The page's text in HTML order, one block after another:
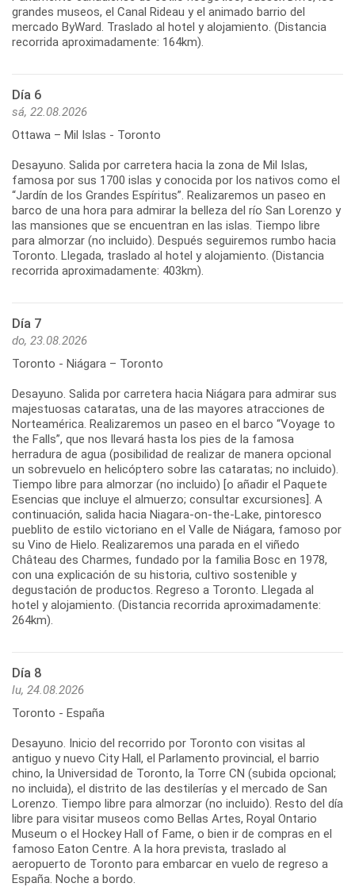
grandes museos, el Canal Rideau y el animado barrio del
mercado ByWard. Traslado al hotel y alojamiento. (Distancia
recorrida aproximadamente: 164km).
Día 6
sá, 22.08.2026
Ottawa – Mil Islas - Toronto
Desayuno. Salida por carretera hacia la zona de Mil Islas,
famosa por sus 1700 islas y conocida por los nativos como el
“Jardín de los Grandes Espíritus”. Realizaremos un paseo en
barco de una hora para admirar la belleza del río San Lorenzo y
las mansiones que se encuentran en las islas. Tiempo libre
para almorzar (no incluido). Después seguiremos rumbo hacia
Toronto. Llegada, traslado al hotel y alojamiento. (Distancia
recorrida aproximadamente: 403km).
Día 7
do, 23.08.2026
Toronto - Niágara – Toronto
Desayuno. Salida por carretera hacia Niágara para admirar sus
majestuosas cataratas, una de las mayores atracciones de
Norteamérica. Realizaremos un paseo en el barco “Voyage to
the Falls”, que nos llevará hasta los pies de la famosa
herradura de agua (posibilidad de realizar de manera opcional
un sobrevuelo en helicóptero sobre las cataratas; no incluido).
Tiempo libre para almorzar (no incluido) [o añadir el Paquete
Esencias que incluye el almuerzo; consultar excursiones]. A
continuación, salida hacia Niagara-on-the-Lake, pintoresco
pueblito de estilo victoriano en el Valle de Niágara, famoso por
su Vino de Hielo. Realizaremos una parada en el viñedo
Château des Charmes, fundado por la familia Bosc en 1978,
con una explicación de su historia, cultivo sostenible y
degustación de productos. Regreso a Toronto. Llegada al
hotel y alojamiento. (Distancia recorrida aproximadamente:
264km).
Día 8
lu, 24.08.2026
Toronto - España
Desayuno. Inicio del recorrido por Toronto con visitas al
antiguo y nuevo City Hall, el Parlamento provincial, el barrio
chino, la Universidad de Toronto, la Torre CN (subida opcional;
no incluida), el distrito de las destilerías y el mercado de San
Lorenzo. Tiempo libre para almorzar (no incluido). Resto del día
libre para visitar museos como Bellas Artes, Royal Ontario
Museum o el Hockey Hall of Fame, o bien ir de compras en el
famoso Eaton Centre. A la hora prevista, traslado al
aeropuerto de Toronto para embarcar en vuelo de regreso a
España. Noche a bordo.